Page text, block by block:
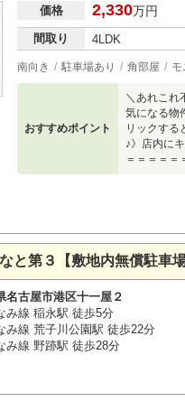
価格 2,330万円
間取り 4LDK
南向き 駐車場あり 角部屋 モ
おすすめポイント
＼あれこれ
気になる物
リックする
♪》店内に
＝＝＝＝＝
と第３【敷地内無償駐車
名古屋市港区十一屋２
み線 稲永駅 徒歩5分
み線 荒子川公園駅 徒歩22分
み線 野跡駅 徒歩28分